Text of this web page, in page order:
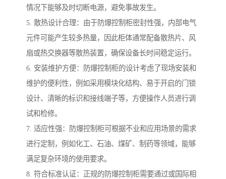
情况下能够及时切断电源，避免事故发生。
5. 散热设计合理：由于防爆控制柜密封性强，内部电气
元件可能产生较多热量，因此柜体通常配备散热片、风
扇或热交换器等散热装置，确保设备长时间稳定运行。
6. 安装维护方便：防爆控制柜的设计考虑了现场安装和
维护的便利性，例如采用模块化结构、易于开启的门锁
设计、清晰的标识和接线端子等，方便操作人员进行调
试和检修。
7. 适应性强：防爆控制柜可根据不业和应用场景的需求
进行定制，例如化工、石油、煤矿、制药等领域，能够
满足复杂环境的使用要求。
8. 符合标准认证：正规的防爆控制柜需要通过或国际相